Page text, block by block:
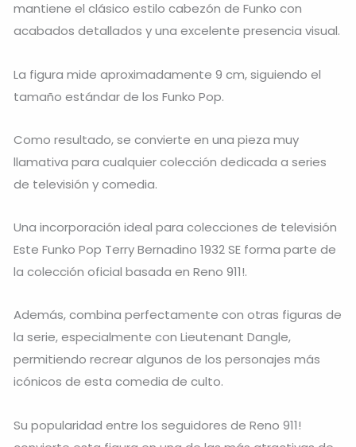
mantiene el clásico estilo cabezón de Funko con
acabados detallados y una excelente presencia visual.
La figura mide aproximadamente 9 cm, siguiendo el
tamaño estándar de los Funko Pop.
Como resultado, se convierte en una pieza muy
llamativa para cualquier colección dedicada a series
de televisión y comedia.
Una incorporación ideal para colecciones de televisión
Este Funko Pop Terry Bernadino 1932 SE forma parte de
la colección oficial basada en Reno 911!.
Además, combina perfectamente con otras figuras de
la serie, especialmente con Lieutenant Dangle,
permitiendo recrear algunos de los personajes más
icónicos de esta comedia de culto.
Su popularidad entre los seguidores de Reno 911!